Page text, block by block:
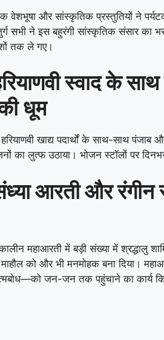
वेशभूषा और सांस्कृतिक प्रस्तुतियों ने
सभी ने इस बहुरंगी सांस्कृतिक संसार का
तक ले गए।
स्वाद के साथ
धूम
खाद्य पदार्थों के साथ-साथ पंजाब
का लुत्फ उठाया। भोजन स्टॉलों पर
आरती और रंगीन
महाआरती में बड़ी संख्या में श्रद्धालु
को और भी मनमोहक बना दिया।
जन-जन तक पहुंचाने का कार्य
The Rose Bowl
Manchester Super Giants
Southern Brave
Southern Brave need 122 runs in 72 balls
Manchester Super Giants
»
Full Scorecard